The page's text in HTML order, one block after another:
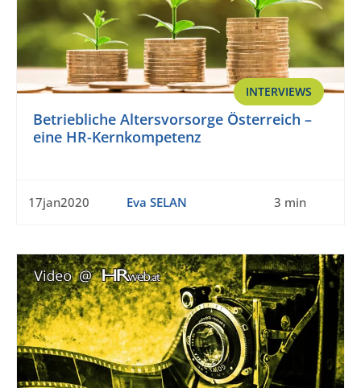
INTERVIEWS
Betriebliche Altersvorsorge Österreich –
eine HR-Kernkompetenz
17jan2020 Eva SELAN 3 min